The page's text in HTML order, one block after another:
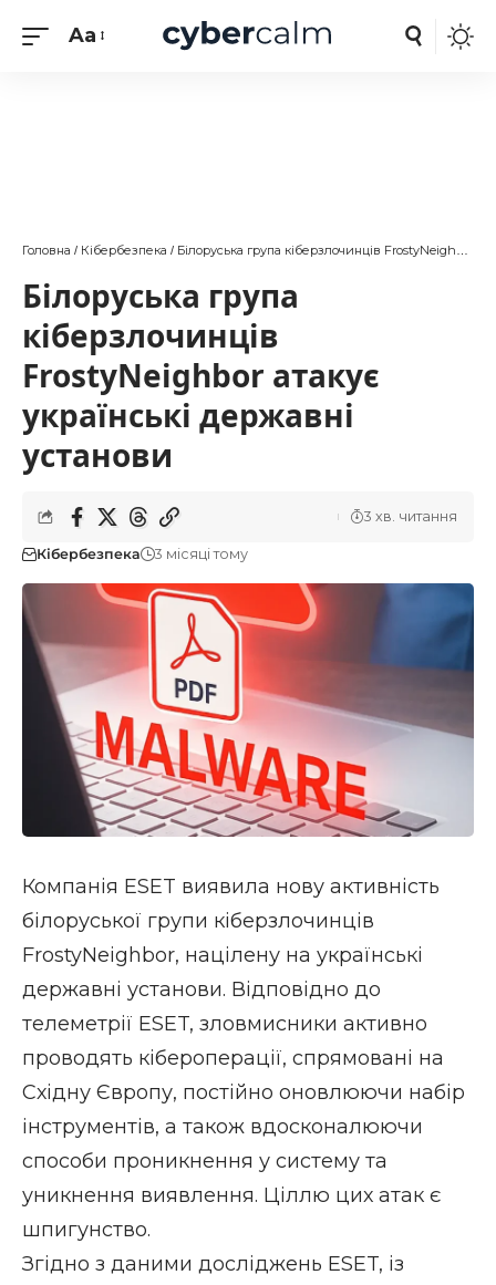
Aa
Головна / Кібербезпека / Білоруська група кіберзлочинців FrostyNeighbor атакує українські державні установи
Білоруська група
кіберзлочинців
FrostyNeighbor атакує
українські державні
установи
Кібербезпека 3 місяці тому
3 хв. читання
Компанія ESET виявила нову активність
білоруської групи кіберзлочинців
FrostyNeighbor, націлену на українські
державні установи. Відповідно до
телеметрії ESET, зловмисники активно
проводять кібероперації, спрямовані на
Східну Європу, постійно оновлюючи набір
інструментів, а також вдосконалюючи
способи проникнення у систему та
уникнення виявлення. Ціллю цих атак є
шпигунство.
Згідно з даними досліджень ESET, із